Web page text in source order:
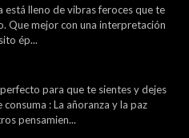
está lleno de vibras feroces que te
Que mejor con una interpretación
ép...
para que te sientes y dejes
: La añoranza y la paz
pensamien...